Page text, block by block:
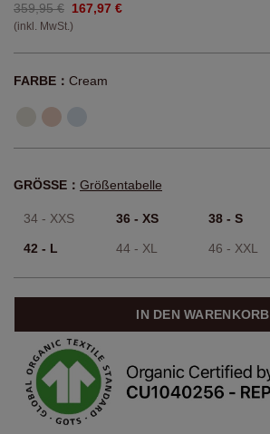
359,95 € 167,97 €
(inkl. MwSt.)
FARBE： Cream
GRÖSSE： Größentabelle
34 - XXS 36 - XS 38 - S
42 - L 44 - XL 46 - XXL
IN DEN WARENKORB